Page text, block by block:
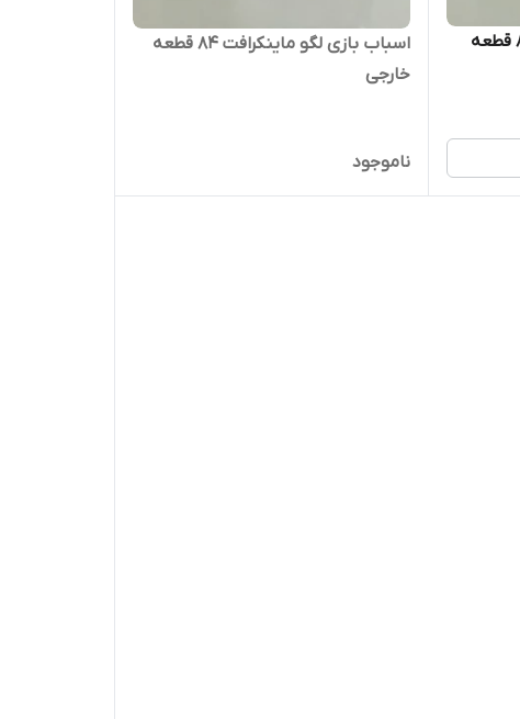
اسباب بازی لگو ماینکرافت 81 قطعه
اسباب بازی لگو ماینکرافت 84 قطعه
خارجی
ناموجود